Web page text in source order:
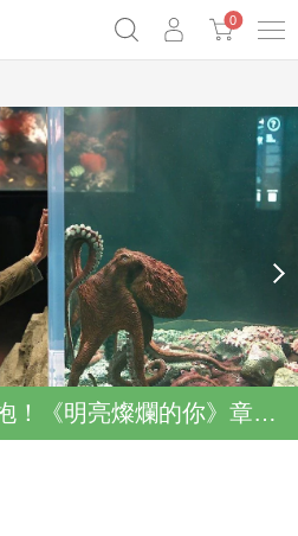
實踐本
69折奇蹟套組
0
我們都需要的靈魂擁抱！《明亮燦爛的你》章魚故事登上Netflix登上Top2
next